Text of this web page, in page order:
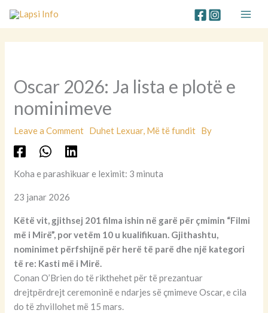
Oscar 2026: Ja lista e plotë e
nominimeve
Leave a Comment Duhet Lexuar, Më të fundit By
Koha e parashikuar e leximit: 3 minuta
23 janar 2026
Këtë vit, gjithsej 201 filma ishin në garë për çmimin “Filmi
më i Mirë”, por vetëm 10 u kualifikuan. Gjithashtu,
nominimet përfshijnë për herë të parë dhe një kategori
të re: Kasti më i Mirë.
Conan O’Brien do të rikthehet për të prezantuar
drejtpërdrejt ceremoninë e ndarjes së çmimeve Oscar, e cila
do të zhvillohet më 15 mars.